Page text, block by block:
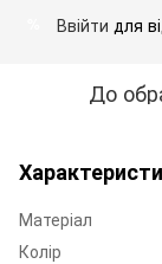
Ввійти для
До
Матеріал
Колір